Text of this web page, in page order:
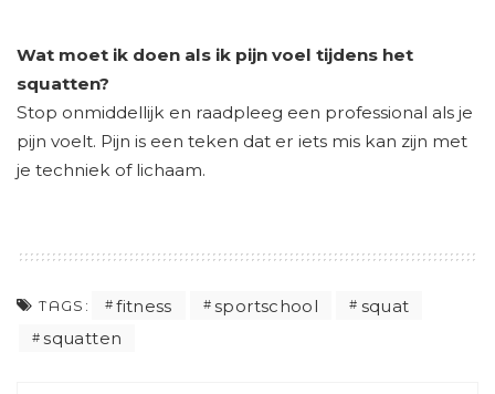
Wat moet ik doen als ik pijn voel tijdens het
squatten?
Stop onmiddellijk en raadpleeg een professional als je
pijn voelt. Pijn is een teken dat er iets mis kan zijn met
je techniek of lichaam.
TAGS: fitness sportschool
squat
squatten